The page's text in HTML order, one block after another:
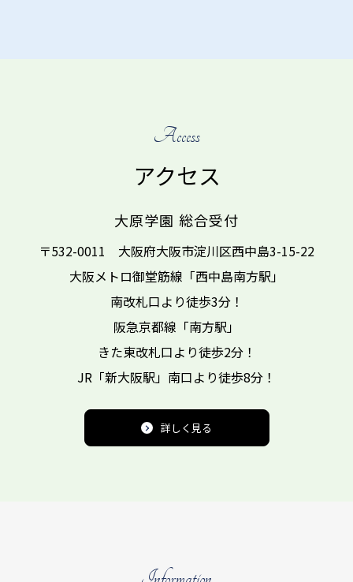
Access
アクセス
大原学園 総合受付
〒532-0011 大阪府大阪市淀川区西中島3-15-22
大阪メトロ御堂筋線「西中島南方駅」
南改札口より徒歩3分！
阪急京都線「南方駅」
きた東改札口より徒歩2分！
JR「新大阪駅」南口より徒歩8分！
詳しく見る